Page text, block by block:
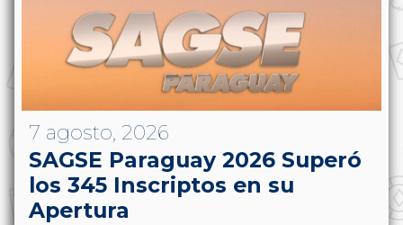
7 agosto, 2026
SAGSE Paraguay 2026 Superó
los 345 Inscriptos en su
Apertura